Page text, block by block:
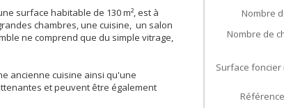
surface habitable de 130 m², est à
chambres, une cuisine, un salon
ne comprend que du simple vitrage,
ancienne cuisine ainsi qu'une
et peuvent être également
Nombre
Nombre de
Surface foncier